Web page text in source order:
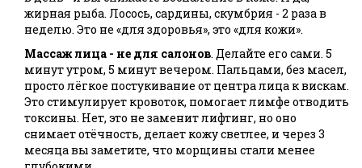
жирная рыба. Лосось, сардины, скумбрия - 2 раза в
неделю. Это не «для здоровья», это «для кожи».
Массаж лица - не для салонов. Делайте его сами. 5
минут утром, 5 минут вечером. Пальцами, без масел,
просто лёгкое постукивание от центра лица к вискам.
Это стимулирует кровоток, помогает лимфе отводить
токсины. Нет, это не заменит лифтинг, но оно
снимает отёчность, делает кожу светлее, и через 3
месяца вы заметите, что морщины стали менее